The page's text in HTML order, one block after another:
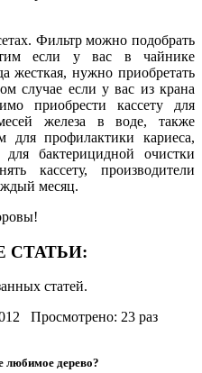
Фильтр можно подобрать
если у вас в чайнике
жесткая, нужно приобретать
случае если у вас из крана
приобрести кассету для
железа в воде, также
для профилактики кариеса,
бактерицидной очистки
кассету, производители
месяц.
СТАТЬИ:
статей.
Просмотрено: 23 раз
любимое дерево?